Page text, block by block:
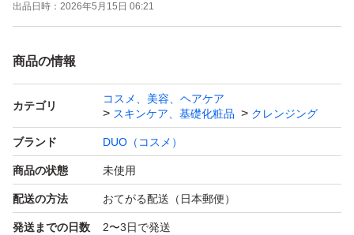
出品日時： 2026年5月15日 06:21
商品の情報
カテゴリ
コスメ、美容、ヘアケア
スキンケア、基礎化粧品
クレンジング
ブランド DUO（コスメ）
商品の状態 未使用
配送の方法 おてがる配送（日本郵便）
発送までの日数 2〜3日で発送